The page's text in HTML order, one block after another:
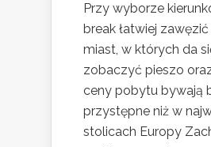
Przy wyborze
break łatwiej
miast, w których da
zobaczyć pieszo
ceny pobytu bywają
przystępne niż w
stolicach Europy